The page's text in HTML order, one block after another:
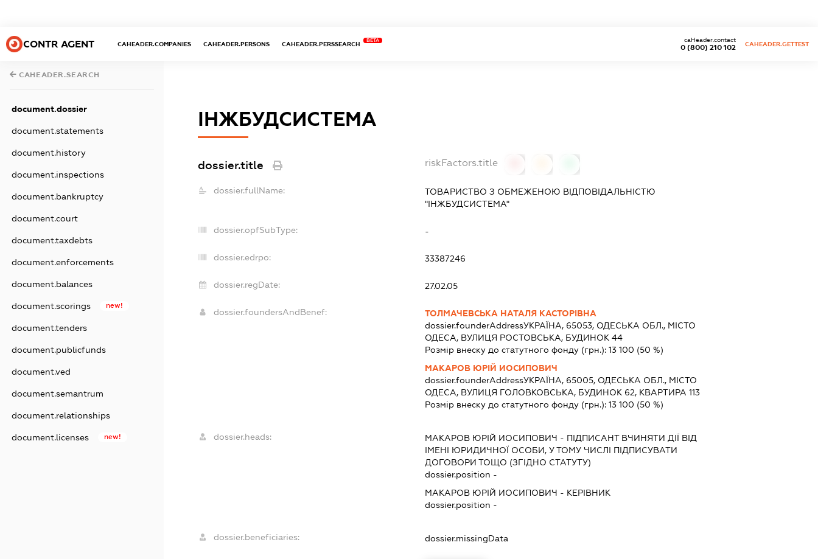
CONTR AGENT CAHEADER.COMPANIES CAHEADER.PERSONS CAHEADER.PERSSEARCH
BETA
0 (800) 210 102
caHeader.contact
CAHEADER.GETTEST
CAHEADER.SEARCH
document.dossier
document.statements
document.history
document.inspections
document.bankruptcy
document.court
document.taxdebts
document.enforcements
document.balances
document.scorings new!
document.tenders
document.publicfunds
document.ved
document.semantrum
document.relationships
document.licenses new!
ІНЖБУДСИСТЕМА
dossier.title riskFactors.title
dossier.fullName:
ТОВАРИСТВО З ОБМЕЖЕНОЮ ВІДПОВІДАЛЬНІСТЮ
"ІНЖБУДСИСТЕМА"
dossier.opfSubType: -
dossier.edrpo: 33387246
dossier.regDate: 27.02.05
dossier.foundersAndBenef:
ТОЛМАЧЕВСЬКА НАТАЛЯ КАСТОРІВНА
dossier.founderAddressУКРАЇНА, 65053, ОДЕСЬКА ОБЛ., МІСТО
ОДЕСА, ВУЛИЦЯ РОСТОВСЬКА, БУДИНОК 44
Розмір внеску до статутного фонду (грн.): 13 100 (50 %)
МАКАРОВ ЮРІЙ ИОСИПОВИЧ
dossier.founderAddressУКРАЇНА, 65005, ОДЕСЬКА ОБЛ., МІСТО
ОДЕСА, ВУЛИЦЯ ГОЛОВКОВСЬКА, БУДИНОК 62, КВАРТИРА 113
Розмір внеску до статутного фонду (грн.): 13 100 (50 %)
dossier.heads: МАКАРОВ ЮРІЙ ИОСИПОВИЧ - ПІДПИСАНТВЧИНЯТИ ДІЇ ВІД
ІМЕНІ ЮРИДИЧНОЇ ОСОБИ, У ТОМУ ЧИСЛІ ПІДПИСУВАТИ
ДОГОВОРИ ТОЩО (ЗГІДНО СТАТУТУ)
dossier.position -
МАКАРОВ ЮРІЙ ИОСИПОВИЧ - КЕРІВНИК
dossier.position -
dossier.beneficiaries: dossier.missingData